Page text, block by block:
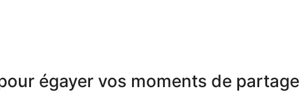
égayer vos moments de partage